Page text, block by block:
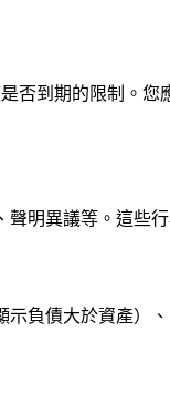
否到期的限制。
明異議等。這些
負債大於資產）